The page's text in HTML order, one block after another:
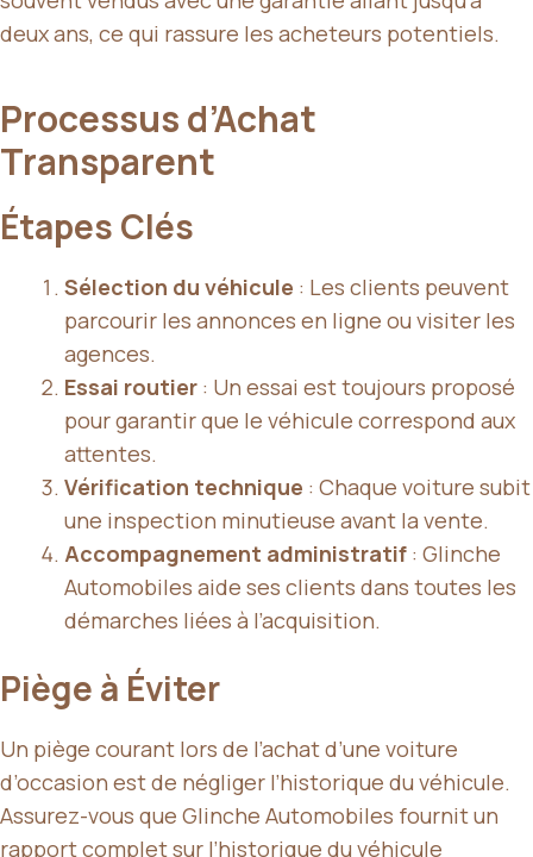
deux ans, ce qui rassure les acheteurs potentiels.
Processus d’Achat
Transparent
Étapes Clés
Sélection du véhicule : Les clients peuvent
parcourir les annonces en ligne ou visiter les
agences.
Essai routier : Un essai est toujours proposé
pour garantir que le véhicule correspond aux
attentes.
Vérification technique : Chaque voiture subit
une inspection minutieuse avant la vente.
Accompagnement administratif : Glinche
Automobiles aide ses clients dans toutes les
démarches liées à l’acquisition.
Piège à Éviter
Un piège courant lors de l’achat d’une voiture
d’occasion est de négliger l’historique du véhicule.
Assurez-vous que Glinche Automobiles fournit un
rapport complet sur l’historique du véhicule